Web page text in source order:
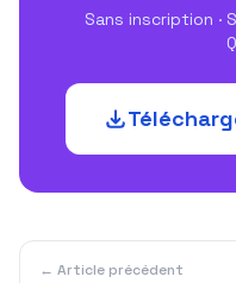
Sans inscription ·
← Article précédent